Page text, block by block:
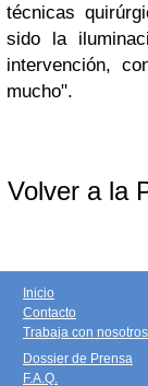
técnicas
sido la
intervención,
mucho".
Volver a la
Inicio
Contacto
Trabaja con nosotros
Dossier de Prensa
F.A.Q.